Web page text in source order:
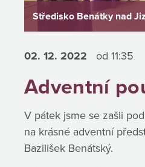
Středisko Benátky nad
02. 12. 2022 od 11:35
Adventní
V pátek jsme se zašli
na krásné adventní
Bazilišek Benátský.